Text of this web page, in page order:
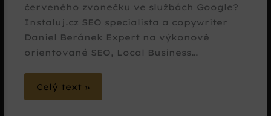
červeného zvonečku ve službách Google?
Instaluj.cz SEO specialista a copywriter
Daniel Beránek Expert na výkonově
orientované SEO, Local Business…
Celý text »